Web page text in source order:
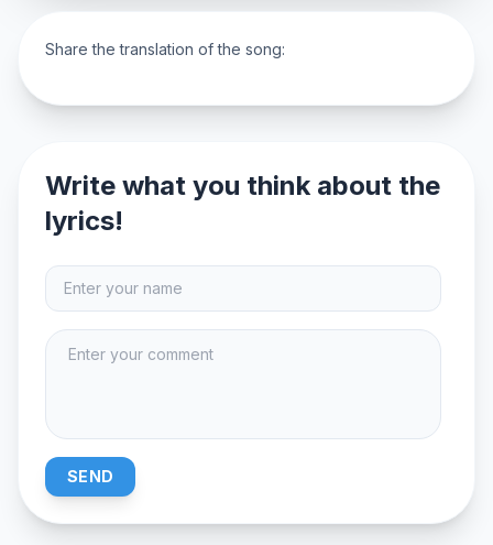
Share the translation of the song:
Write what you think about the
lyrics!
SEND